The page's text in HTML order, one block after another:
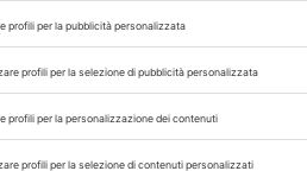
veterinario, iscrivendoti alla